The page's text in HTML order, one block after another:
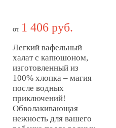
КАПЮШОНОМ
от 1 406 руб.
Легкий вафельный
халат с капюшоном,
изготовленный из
100% хлопка – магия
после водных
приключений!
Обволакивающая
нежность для вашего